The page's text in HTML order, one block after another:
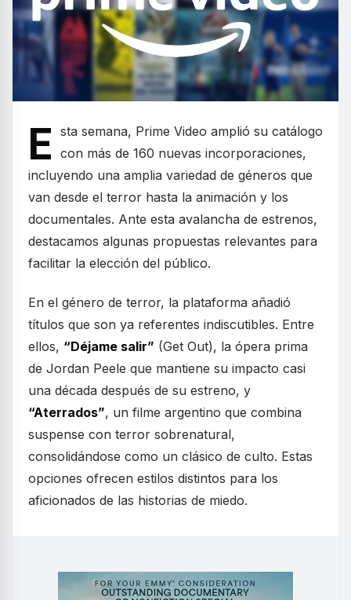
E sta semana, Prime Video amplió su catálogo
con más de 160 nuevas incorporaciones,
incluyendo una amplia variedad de géneros que
van desde el terror hasta la animación y los
documentales. Ante esta avalancha de estrenos,
destacamos algunas propuestas relevantes para
facilitar la elección del público.
En el género de terror, la plataforma añadió
títulos que son ya referentes indiscutibles. Entre
ellos, “Déjame salir” (Get Out), la ópera prima
de Jordan Peele que mantiene su impacto casi
una década después de su estreno, y
“Aterrados”, un filme argentino que combina
suspense con terror sobrenatural,
consolidándose como un clásico de culto. Estas
opciones ofrecen estilos distintos para los
aficionados de las historias de miedo.